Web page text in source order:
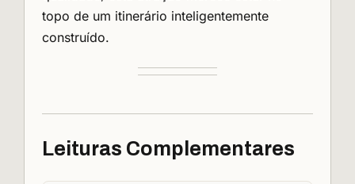
topo de um itinerário inteligentemente
construído.
Leituras Complementares